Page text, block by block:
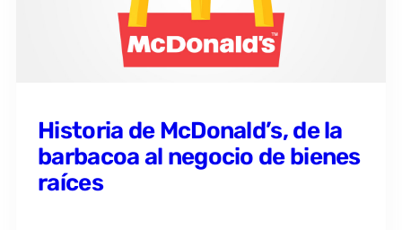
Historia de McDonald’s, de la
barbacoa al negocio de bienes
raíces